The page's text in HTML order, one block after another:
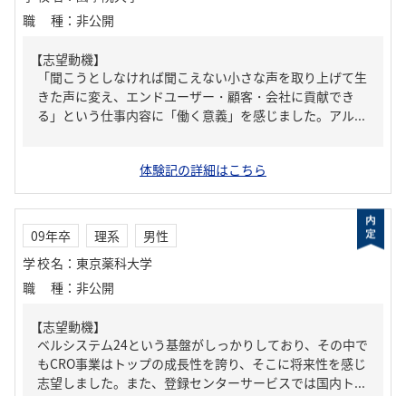
職種 ： 非公開
【志望動機】
「聞こうとしなければ聞こえない小さな声を取り上げて生
きた声に変え、エンドユーザー・顧客・会社に貢献でき
る」という仕事内容に「働く意義」を感じました。アル...
体験記の詳細はこちら
09年卒 理系
男性
学校名 ： 東京薬科大学
職種 ： 非公開
【志望動機】
ベルシステム24という基盤がしっかりしており、その中で
もCRO事業はトップの成長性を誇り、そこに将来性を感じ
志望しました。また、登録センターサービスでは国内ト...